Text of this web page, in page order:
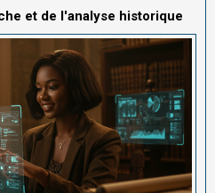
et de l'analyse historique